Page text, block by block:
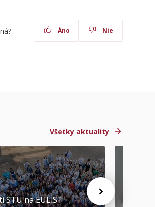
Áno Nie
Všetky aktuality
STU na EULiST